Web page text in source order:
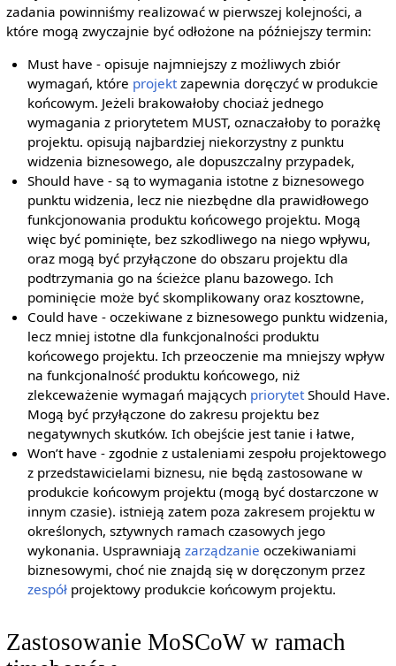
zadania powinniśmy realizować w pierwszej kolejności, a
które mogą zwyczajnie być odłożone na późniejszy termin:
Must have - opisuje najmniejszy z możliwych zbiór
wymagań, które projekt zapewnia doręczyć w produkcie
końcowym. Jeżeli brakowałoby chociaż jednego
wymagania z priorytetem MUST, oznaczałoby to porażkę
projektu. opisują najbardziej niekorzystny z punktu
widzenia biznesowego, ale dopuszczalny przypadek,
Should have - są to wymagania istotne z biznesowego
punktu widzenia, lecz nie niezbędne dla prawidłowego
funkcjonowania produktu końcowego projektu. Mogą
więc być pominięte, bez szkodliwego na niego wpływu,
oraz mogą być przyłączone do obszaru projektu dla
podtrzymania go na ścieżce planu bazowego. Ich
pominięcie może być skomplikowany oraz kosztowne,
Could have - oczekiwane z biznesowego punktu widzenia,
lecz mniej istotne dla funkcjonalności produktu
końcowego projektu. Ich przeoczenie ma mniejszy wpływ
na funkcjonalność produktu końcowego, niż
zlekceważenie wymagań mających priorytet Should Have.
Mogą być przyłączone do zakresu projektu bez
negatywnych skutków. Ich obejście jest tanie i łatwe,
Won’t have - zgodnie z ustaleniami zespołu projektowego
z przedstawicielami biznesu, nie będą zastosowane w
produkcie końcowym projektu (mogą być dostarczone w
innym czasie). istnieją zatem poza zakresem projektu w
określonych, sztywnych ramach czasowych jego
wykonania. Usprawniajązarządzanie oczekiwaniami
biznesowymi, choć nie znajdą się w doręczonym przez
zespół projektowy produkcie końcowym projektu.
Zastosowanie MoSCoW w ramach